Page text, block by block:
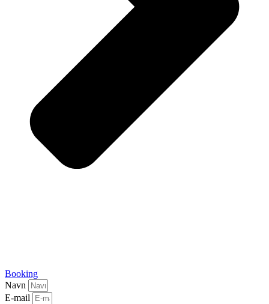
Booking
Navn
E-mail